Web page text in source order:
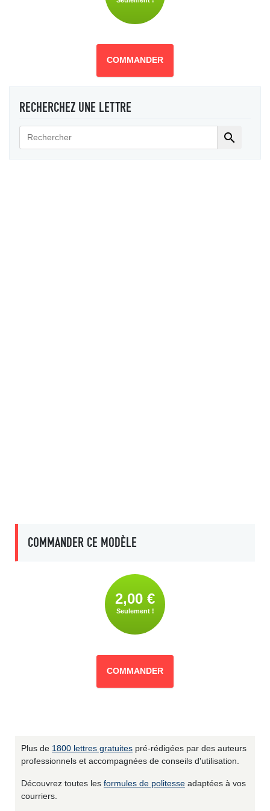
COMMANDER
RECHERCHEZ UNE LETTRE

COMMANDER CE MODÈLE
2,00 €
Seulement !
COMMANDER
Plus de 1800 lettres gratuites pré-rédigées par des auteurs
professionnels et accompagnées de conseils d'utilisation.
Découvrez toutes les formules de politesse adaptées à vos
courriers.